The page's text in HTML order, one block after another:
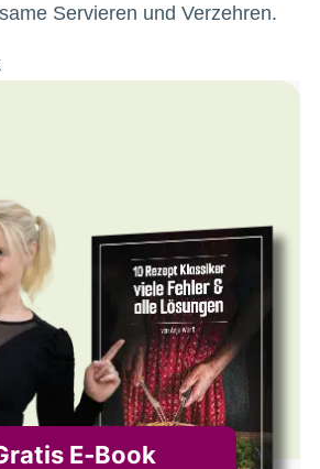
Servieren und Verzehren.
E‑Book